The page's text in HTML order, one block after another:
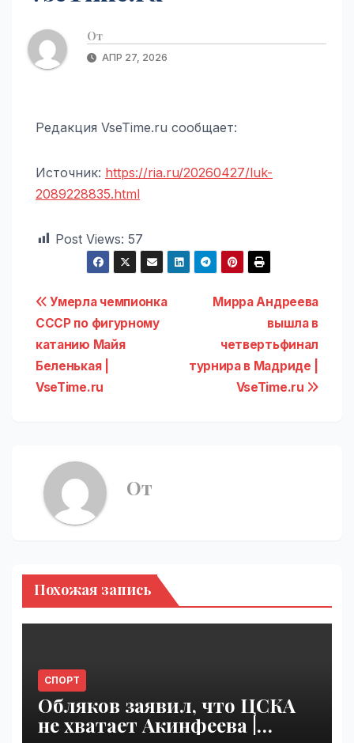
От
АПР 27, 2026
Редакция VseTime.ru сообщает:
Источник: https://ria.ru/20260427/luk-
2089228835.html
Post Views: 57
Навигация
по
записям
Мирра Андреева
вышла в
четвертьфинал
турнира в Мадриде |
VseTime.ru
Умерла чемпионка
СССР по фигурному
катанию Майя
Беленькая |
VseTime.ru
От
Похожая запись
СПОРТ
Обляков заявил, что ЦСКА
не хватает Акинфеева |